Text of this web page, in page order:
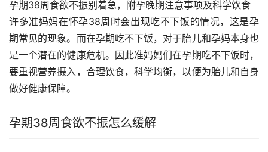
孕期38周食欲不振别着急，附孕晚期注意事项及科学饮食
许多准妈妈在怀孕38周时会出现吃不下饭的情况，这是孕
期常见的现象。而在孕期吃不下饭，对于胎儿和孕妈本身也
是一个潜在的健康危机。因此准妈妈们在孕期吃不下饭时，
要重视营养摄入，合理饮食，科学均衡，以便为胎儿和自身
做好健康保障。
孕期38周食欲不振怎么缓解